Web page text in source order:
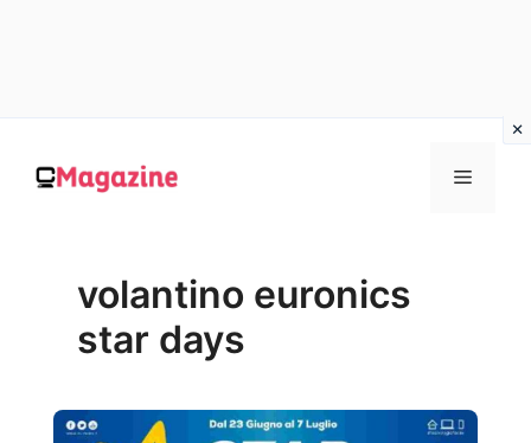
contenuto
MENU
volantino euronics
star days